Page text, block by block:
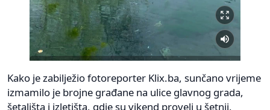
Kako je zabilježio fotoreporter Klix.ba, sunčano vrijeme
izmamilo je brojne građane na ulice glavnog grada,
šetališta i izletišta, gdje su vikend proveli u šetnji,